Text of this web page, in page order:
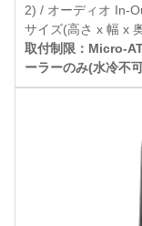
2) / オーディオ In-
サイズ(高さ x 幅 x
取付制限：Micro-
ーラーのみ(水冷不